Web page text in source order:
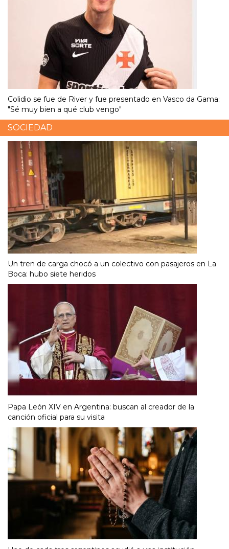
Colidio se fue de River y fue presentado en Vasco da Gama:
"Sé muy bien a qué club vengo"
SOCIEDAD
Un tren de carga chocó a un colectivo con pasajeros en La
Boca: hubo siete heridos
Papa León XIV en Argentina: buscan al creador de la
canción oficial para su visita